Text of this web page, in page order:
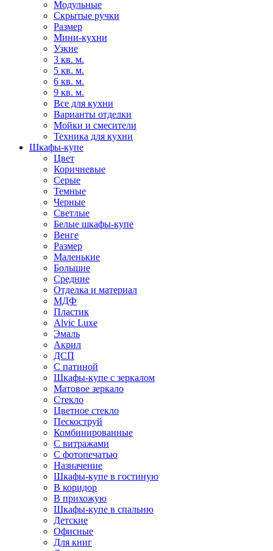
Модульные
Скрытые ручки
Размер
Мини-кухни
Узкие
3 кв. м.
5 кв. м.
6 кв. м.
9 кв. м.
Все для кухни
Варианты отделки
Мойки и смесители
Техника для кухни
Шкафы-купе
Цвет
Коричневые
Серые
Темные
Черные
Светлые
Белые шкафы-купе
Венге
Размер
Маленькие
Большие
Средние
Отделка и материал
МДФ
Пластик
Alvic Luxe
Эмаль
Акрил
ДСП
С патиной
Шкафы-купе с зеркалом
Матовое зеркало
Стекло
Цветное стекло
Пескоструй
Комбинированные
С витражами
С фотопечатью
Назначение
Шкафы-купе в гостиную
В коридор
В прихожую
Шкафы-купе в спальню
Детские
Офисные
Для книг